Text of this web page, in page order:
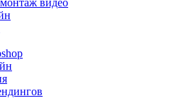
видео